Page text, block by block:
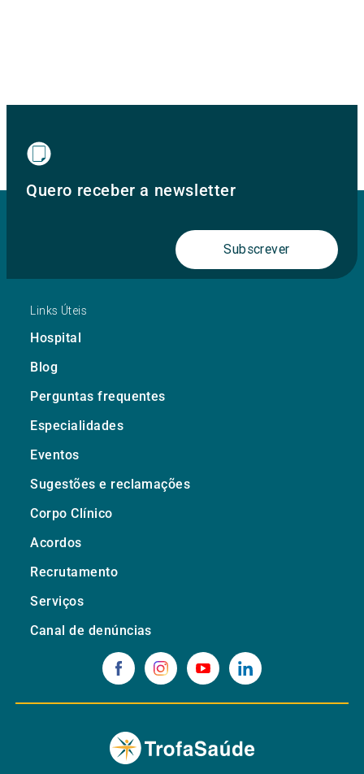
Quero receber a newsletter
Subscrever
Links Úteis
Hospital
Blog
Perguntas frequentes
Especialidades
Eventos
Sugestões e reclamações
Corpo Clínico
Acordos
Recrutamento
Serviços
Canal de denúncias